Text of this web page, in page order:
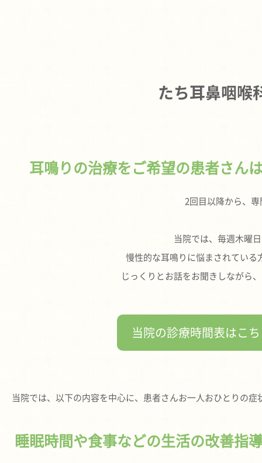
たち耳鼻咽喉
耳鳴りの治療をご希望の患者さん
2回目以降から、
当院では、毎週木曜
慢性的な耳鳴りに悩まされてい
じっくりとお話をお聞きしながら
当院の診療時間表はこ
当院では、以下の内容を中心に、患者さんお一人おひとりの
睡眠時間や食事などの生活の改善指